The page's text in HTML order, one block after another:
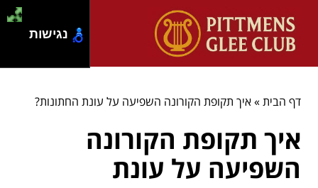
דף הבית»איך תקופת הקורונה השפיעה על עונת החתונות?
איך תקופת הקורונה
השפיעה על עונת
נגישות